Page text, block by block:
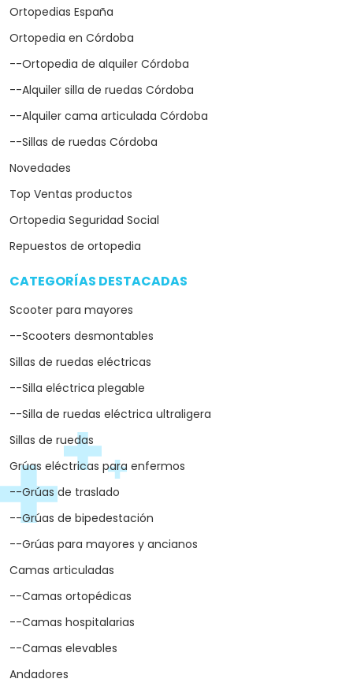
Ortopedias España
Ortopedia en Córdoba
--Ortopedia de alquiler Córdoba
--Alquiler silla de ruedas Córdoba
--Alquiler cama articulada Córdoba
--Sillas de ruedas Córdoba
Novedades
Top Ventas productos
Ortopedia Seguridad Social
Repuestos de ortopedia
CATEGORÍAS DESTACADAS
Scooter para mayores
--Scooters desmontables
Sillas de ruedas eléctricas
--Silla eléctrica plegable
--Silla de ruedas eléctrica ultraligera
Sillas de ruedas
Grúas eléctricas para enfermos
--Grúas de traslado
--Grúas de bipedestación
--Grúas para mayores y ancianos
Camas articuladas
--Camas ortopédicas
--Camas hospitalarias
--Camas elevables
Andadores